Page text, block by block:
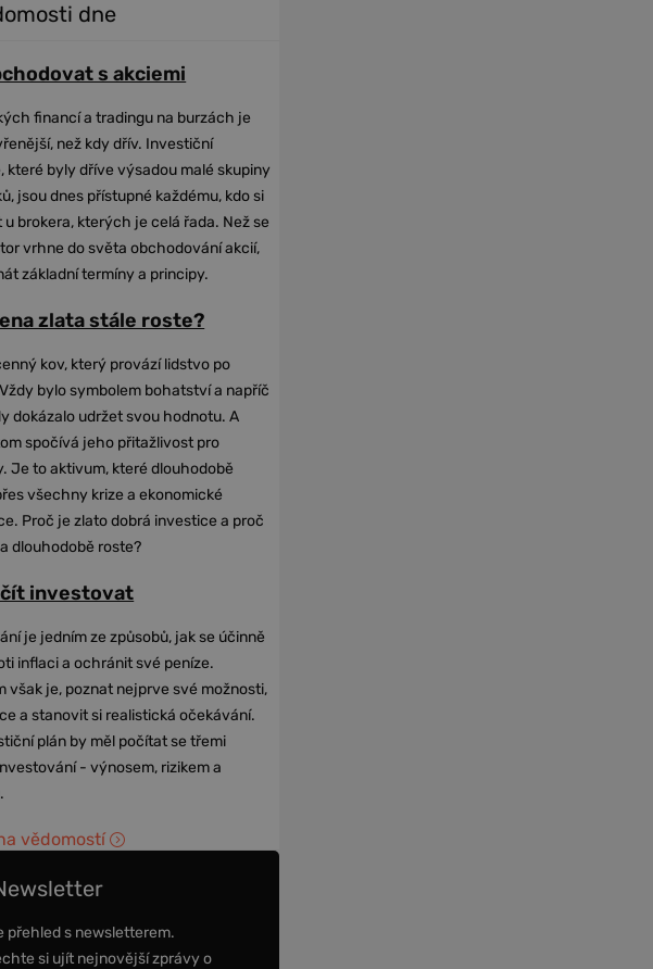
dne
s akciemi
financí a tradingu na burzách je
než kdy dřív. Investiční
které byly dříve výsadou malé skupiny
jsou dnes přístupné každému, kdo si
u brokera, kterých je celá řada. Než se
vrhne do světa obchodování akcií,
základní termíny a principy.
zlata stále roste?
kov, který provází lidstvo po
bylo symbolem bohatství a napříč
dokázalo udržet svou hodnotu. A
spočívá jeho přitažlivost pro
Je to aktivum, které dlouhodobě
všechny krize a ekonomické
Proč je zlato dobrá investice a proč
dlouhodobě roste?
investovat
je jedním ze způsobů, jak se účinně
inflaci a ochránit své peníze.
však je, poznat nejprve své možnosti,
a stanovit si realistická očekávání.
plán by měl počítat se třemi
- výnosem, rizikem a
vědomostí
přehled s newsletterem.
si ujít nejnovější zprávy o